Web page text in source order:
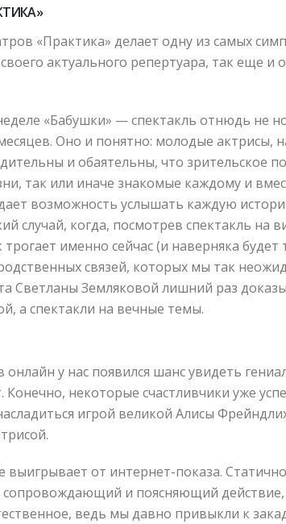
«Практика» делает одну из самых
актуального репертуара, так еще
«Бабушки» — спектакль отнюдь не
Оно и понятно: молодые
и обаятельны, что
так или иначе знакомые каждому и
возможность услышать каждую
случай, когда, посмотрев спектакль
трогает именно сейчас (и наверняка
связей, которых мы так
Светланы Земляковой лишний раз
а спектакли на вечные темы.
онлайн у нас появился шанс увидеть
Конечно, некоторые счастливчики уже
игрой великой Алисы
выигрывает от интернет-показа.
и поясняющий действие,
ведь мы давно привыкли к